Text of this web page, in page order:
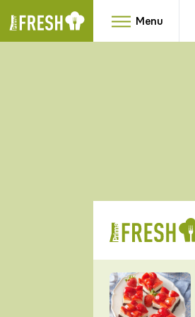
Menu
RYCHLOVKY